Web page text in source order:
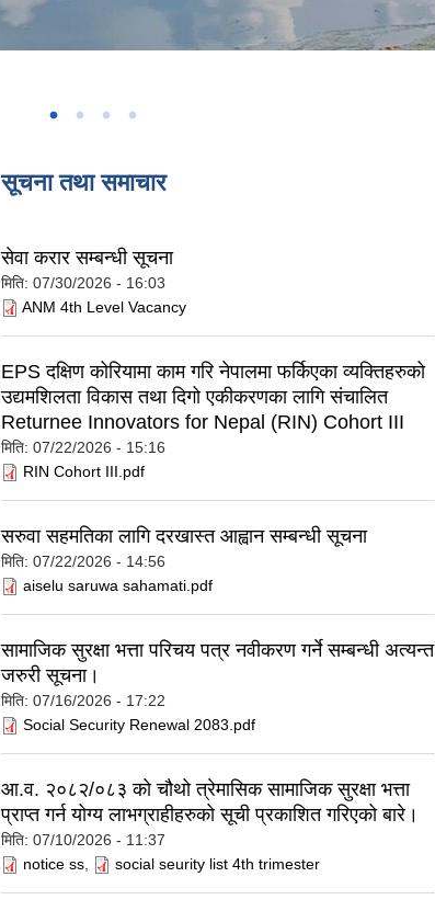
सूचना तथा समाचार
सेवा करार सम्बन्धी सूचना
मिति: 07/30/2026 - 16:03
ANM 4th Level Vacancy
EPS दक्षिण कोरियामा काम गरि नेपालमा फर्किएका व्यक्तिहरुको
उद्यमशिलता विकास तथा दिगो एकीकरणका लागि संचालित
Returnee Innovators for Nepal (RIN) Cohort III
मिति: 07/22/2026 - 15:16
RIN Cohort III.pdf
सरुवा सहमतिका लागि दरखास्त आह्वान सम्बन्धी सूचना
मिति: 07/22/2026 - 14:56
aiselu saruwa sahamati.pdf
सामाजिक सुरक्षा भत्ता परिचय पत्र नवीकरण गर्ने सम्बन्धी अत्यन्त
जरुरी सूचना।
मिति: 07/16/2026 - 17:22
Social Security Renewal 2083.pdf
आ.व. २०८२/०८३ को चौथो त्रेमासिक सामाजिक सुरक्षा भत्ता
प्राप्त गर्न योग्य लाभग्राहीहरुको सूची प्रकाशित गरिएको बारे।
मिति: 07/10/2026 - 11:37
notice ss
social seurity list 4th trimester